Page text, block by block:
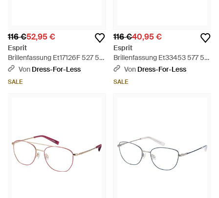
116 €52,95 €
Esprit
Brillenfassung Et17126F 527 53
- Schwarz
Von Dress-For-Less
SALE
116 €40,95 €
Esprit
Brillenfassung Et33453 577 53
- Schwarz
Von Dress-For-Less
SALE